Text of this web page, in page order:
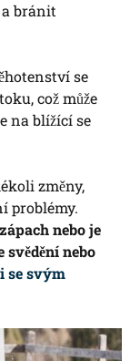
bránit
se
což může
na blížící se
změny,
problémy.
nebo je
nebo
se svým